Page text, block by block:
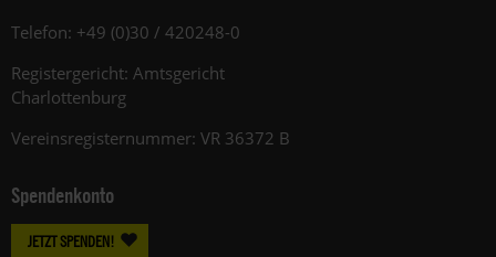
Telefon: +49 (0)30 / 420248-0
Registergericht: Amtsgericht
Charlottenburg
Vereinsregisternummer: VR 36372 B
Spendenkonto
JETZT SPENDEN!